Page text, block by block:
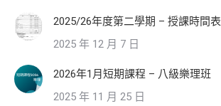
2025/26年度第二學期 – 授課時間表
2025 年 12 月 7 日
2026年1月短期課程 – 八級樂理班
2025 年 11 月 25 日